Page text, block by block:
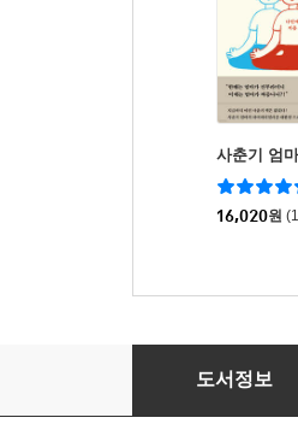
사춘기 엄
16,020원
세상을 보는 눈, 뉴
도서정보